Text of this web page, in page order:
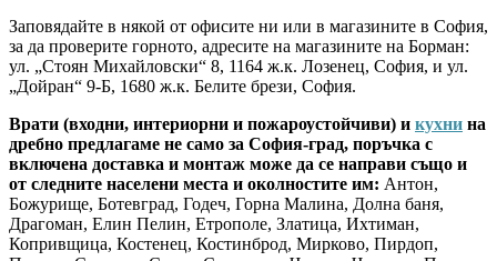
Заповядайте в някой от офисите ни или в магазините в София,
за да проверите горното, адресите на магазините на Борман:
ул. „Стоян Михайловски“ 8, 1164 ж.к. Лозенец, София, и ул.
„Дойран“ 9-Б, 1680 ж.к. Белите брези, София.
Врати (входни, интериорни и пожароустойчиви) и кухни на
дребно предлагаме не само за София-град, поръчка с
включена доставка и монтаж може да се направи също и
от следните населени места и околностите им: Антон,
Божурище, Ботевград, Годеч, Горна Малина, Долна баня,
Драгоман, Елин Пелин, Етрополе, Златица, Ихтиман,
Копривщица, Костенец, Костинброд, Мирково, Пирдоп,